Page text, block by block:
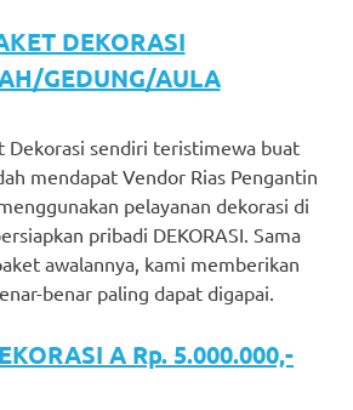
DEKORASI
GEDUNG/AULA
Dekorasi sendiri teristimewa buat
mendapat Vendor Rias Pengantin
pelayanan dekorasi di
pribadi DEKORASI. Sama
awalannya, kami memberikan
benar paling dapat digapai.
A Rp. 5.000.000,-